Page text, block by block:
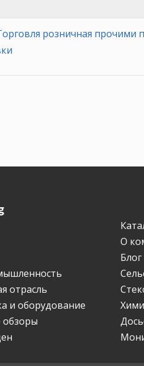
розничная прочими
О
Блог
отрасль
и оборудование
обзоры